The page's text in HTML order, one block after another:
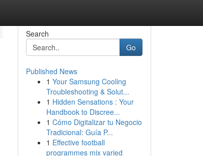
Search
Go
Published News
1 Your Samsung Cooling
Troubleshooting & Solut...
1 Hidden Sensations : Your
Handbook to Discree...
1 Cómo Digitalizar tu Negocio
Tradicional: Guía P...
1 Effective football
programmes mix varied